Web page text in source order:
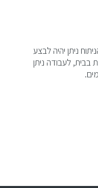
ניתן יהיה לבצע
לעבודה ניתן